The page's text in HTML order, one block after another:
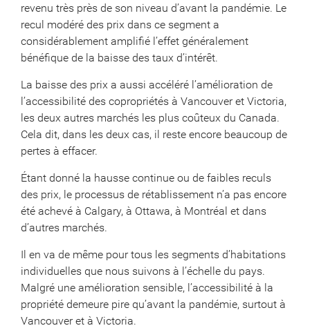
revenu très près de son niveau d’avant la pandémie. Le
recul modéré des prix dans ce segment a
considérablement amplifié l’effet généralement
bénéfique de la baisse des taux d’intérêt.
La baisse des prix a aussi accéléré l’amélioration de
l’accessibilité des copropriétés à Vancouver et Victoria,
les deux autres marchés les plus coûteux du Canada.
Cela dit, dans les deux cas, il reste encore beaucoup de
pertes à effacer.
Étant donné la hausse continue ou de faibles reculs
des prix, le processus de rétablissement n’a pas encore
été achevé à Calgary, à Ottawa, à Montréal et dans
d’autres marchés.
Il en va de même pour tous les segments d’habitations
individuelles que nous suivons à l’échelle du pays.
Malgré une amélioration sensible, l’accessibilité à la
propriété demeure pire qu’avant la pandémie, surtout à
Vancouver et à Victoria.